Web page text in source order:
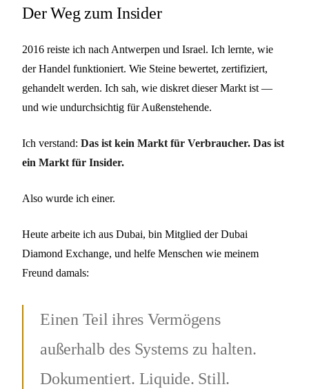
Der Weg zum Insider
2016 reiste ich nach Antwerpen und Israel. Ich lernte, wie
der Handel funktioniert. Wie Steine bewertet, zertifiziert,
gehandelt werden. Ich sah, wie diskret dieser Markt ist —
und wie undurchsichtig für Außenstehende.
Ich verstand: Das ist kein Markt für Verbraucher. Das ist
ein Markt für Insider.
Also wurde ich einer.
Heute arbeite ich aus Dubai, bin Mitglied der Dubai
Diamond Exchange, und helfe Menschen wie meinem
Freund damals:
Einen Teil ihres Vermögens
außerhalb des Systems zu halten.
Dokumentiert. Liquide. Still.